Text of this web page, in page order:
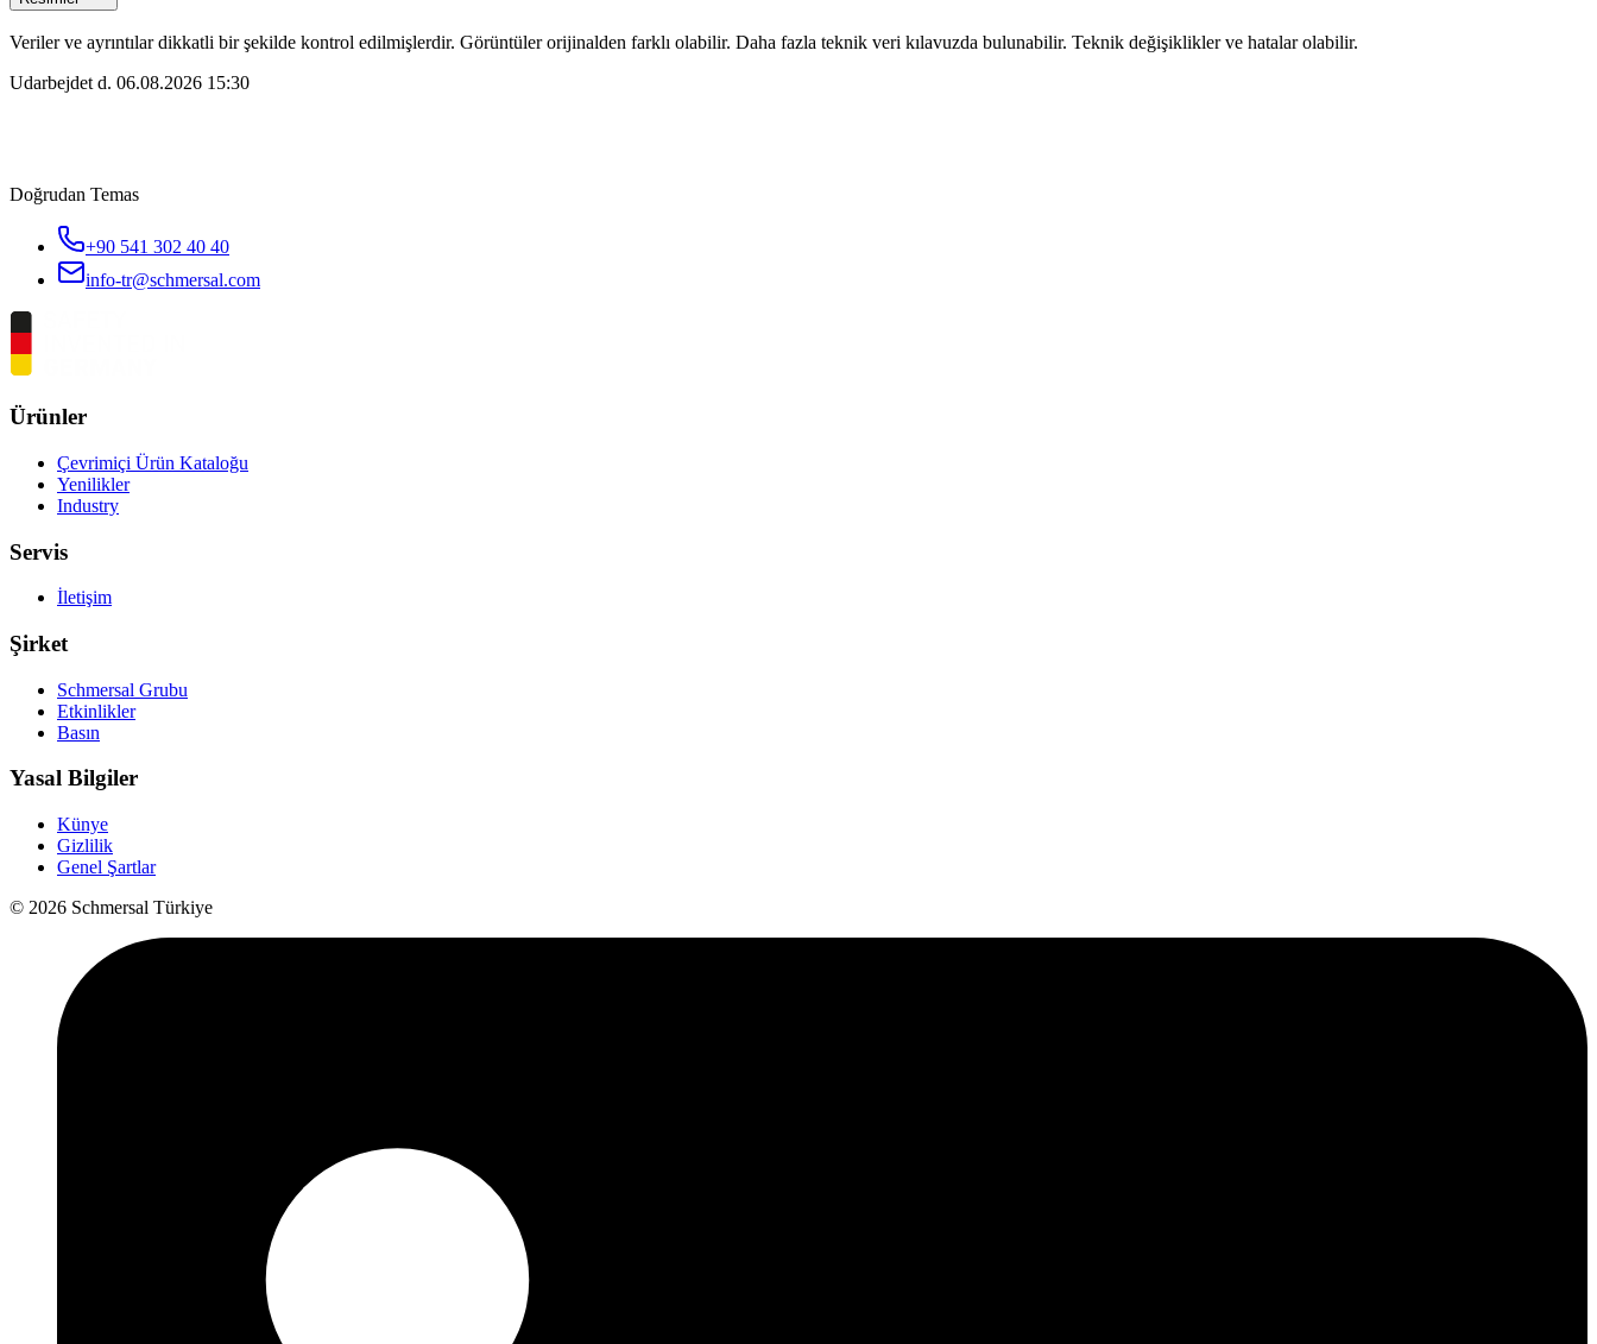
Veriler ve ayrıntılar dikkatli bir şekilde kontrol edilmişlerdir. Görüntüler orijinalden farklı olabilir. Daha fazla teknik veri kılavuzda bulunabilir. Teknik değişiklikler ve hatalar olabilir.
Udarbejdet d. 06.08.2026 15:30
Doğrudan Temas
+90 541 302 40 40
info-tr@schmersal.com
Ürünler
Çevrimiçi Ürün Kataloğu
Yenilikler
Industry
Servis
İletişim
Şirket
Schmersal Grubu
Etkinlikler
Basın
Yasal Bilgiler
Künye
Gizlilik
Genel Şartlar
© 2026 Schmersal Türkiye